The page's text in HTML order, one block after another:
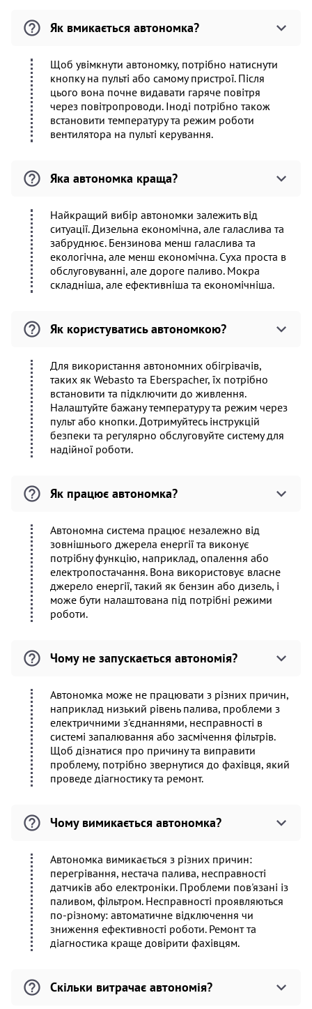
Як вмикається автономка?
Щоб увімкнути автономку, потрібно натиснути
кнопку на пульті або самому пристрої. Після
цього вона почне видавати гаряче повітря
через повітропроводи. Іноді потрібно також
встановити температуру та режим роботи
вентилятора на пульті керування.
Яка автономка краща?
Найкращий вибір автономки залежить від
ситуації. Дизельна економічна, але галаслива та
забруднює. Бензинова менш галаслива та
екологічна, але менш економічна. Суха проста в
обслуговуванні, але дороге паливо. Мокра
складніша, але ефективніша та економічніша.
Як користуватись автономкою?
Для використання автономних обігрівачів,
таких як Webasto та Eberspacher, їх потрібно
встановити та підключити до живлення.
Налаштуйте бажану температуру та режим через
пульт або кнопки. Дотримуйтесь інструкцій
безпеки та регулярно обслуговуйте систему для
надійної роботи.
Як працює автономка?
Автономна система працює незалежно від
зовнішнього джерела енергії та виконує
потрібну функцію, наприклад, опалення або
електропостачання. Вона використовує власне
джерело енергії, такий як бензин або дизель, і
може бути налаштована під потрібні режими
роботи.
Чому не запускається автономія?
Автономка може не працювати з різних причин,
наприклад низький рівень палива, проблеми з
електричними з'єднаннями, несправності в
системі запалювання або засмічення фільтрів.
Щоб дізнатися про причину та виправити
проблему, потрібно звернутися до фахівця, який
проведе діагностику та ремонт.
Чому вимикається автономка?
Автономка вимикається з різних причин:
перегрівання, нестача палива, несправності
датчиків або електроніки. Проблеми пов'язані із
паливом, фільтром. Несправності проявляються
по-різному: автоматичне відключення чи
зниження ефективності роботи. Ремонт та
діагностика краще довірити фахівцям.
Скільки витрачає автономія?